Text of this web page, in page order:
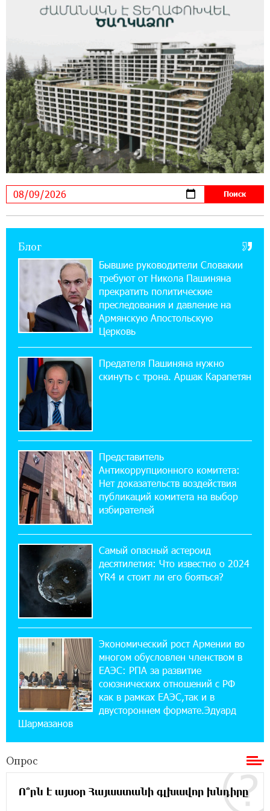
помощью солнечной энергии
Ucom и FPWC обеспечат круглосуточный
мониторинг дикой природы в Гнишике с
помощью солнечной энергии
22:41:05 3-08-2026
Idram и IDBank - рядом со стартапами на
Seaside Startup Summit
10:12:55 3-08-2026
В мобильном приложении Юнибанка теперь
можно зарегистрироваться также с помощью
«Бесплатные бонусы в играх»: IDBank
предупреждает о кибератаках на школьников
11:21:15 31-07-2026
ЕАЭС со временем будет расширяться. Когда-
нибудь это поймёт и рядовой армянин, но
11:03:52 31-07-2026
Если Израиль использует тему Геноцида
армян против Эрдогана, то что для него
значит сам Геноцид?
17:16:14 30-07-2026
ВТБ (Армения): вклад «Стабильный» — до
10% годовых и оформление в мобильном
приложении
17:03:49 30-07-2026
Платформа Rate.Trading на Seaside Startup
14:44:13 29-07-2026
Состоялось открытие Khachaturian Rooftop
при поддержке IDBank
18:38:18 28-07-2026
Пашинян ты упустил свой шанс уйти
спокойно. Аршак Карапетян
12:04:53 28-07-2026
Обновленный Центр продаж и обслуживания
Ucom открылся по адресу ул. Шаумяна, 24/2
в Арарате
22:28:49 27-07-2026
Никогда Нагорный Карабах не был в составе
независимого Азербайджана. Аршак
Блог
Бывшие руководители Словакии
требуют от Никола Пашиняна
прекратить политические
преследования и давление на
Армянскую Апостольскую
Церковь
Предателя Пашиняна нужно
скинуть с трона. Аршак Карапетян
Представитель
Антикоррупционного комитета:
Нет доказательств воздействия
публикаций комитета на выбор
избирателей
Самый опасный астероид
десятилетия: Что известно о 2024
YR4 и стоит ли его бояться?
Экономический рост Армении во
многом обусловлен членством в
ЕАЭС: РПА за развитие
союзнических отношений с РФ
как в рамках ЕАЭС,так и в
двустороннем формате.Эдуард
Шармазанов
Опрос
Ո՞րն է այսօր Հայաստանի գլխավոր խնդիրը